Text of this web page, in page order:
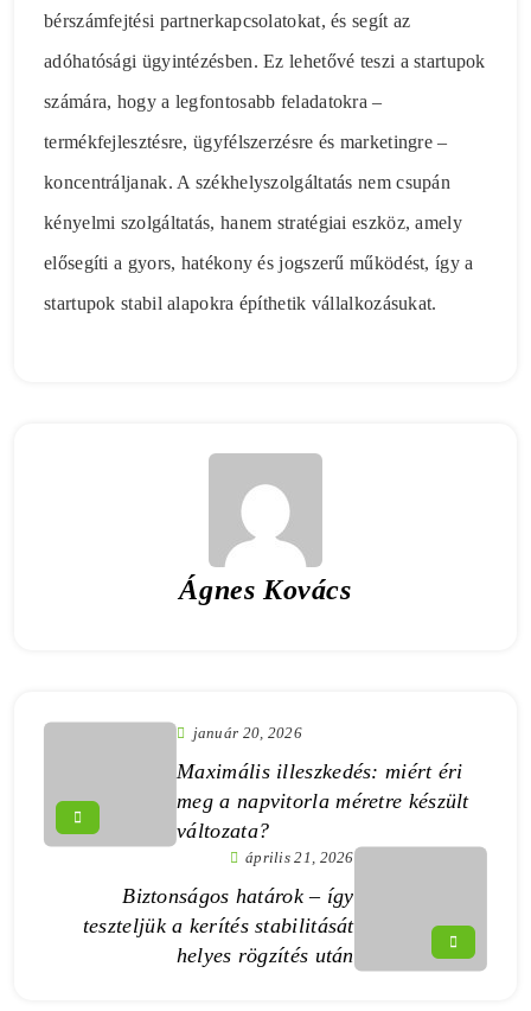
bérszámfejtési partnerkapcsolatokat, és segít az
adóhatósági ügyintézésben. Ez lehetővé teszi a startupok
számára, hogy a legfontosabb feladatokra –
termékfejlesztésre, ügyfélszerzésre és marketingre –
koncentráljanak. A székhelyszolgáltatás nem csupán
kényelmi szolgáltatás, hanem stratégiai eszköz, amely
elősegíti a gyors, hatékony és jogszerű működést, így a
startupok stabil alapokra építhetik vállalkozásukat.
Ágnes Kovács
január 20, 2026
Maximális illeszkedés: miért éri
meg a napvitorla méretre készült
változata?
április 21, 2026
Biztonságos határok – így
teszteljük a kerítés stabilitását
helyes rögzítés után